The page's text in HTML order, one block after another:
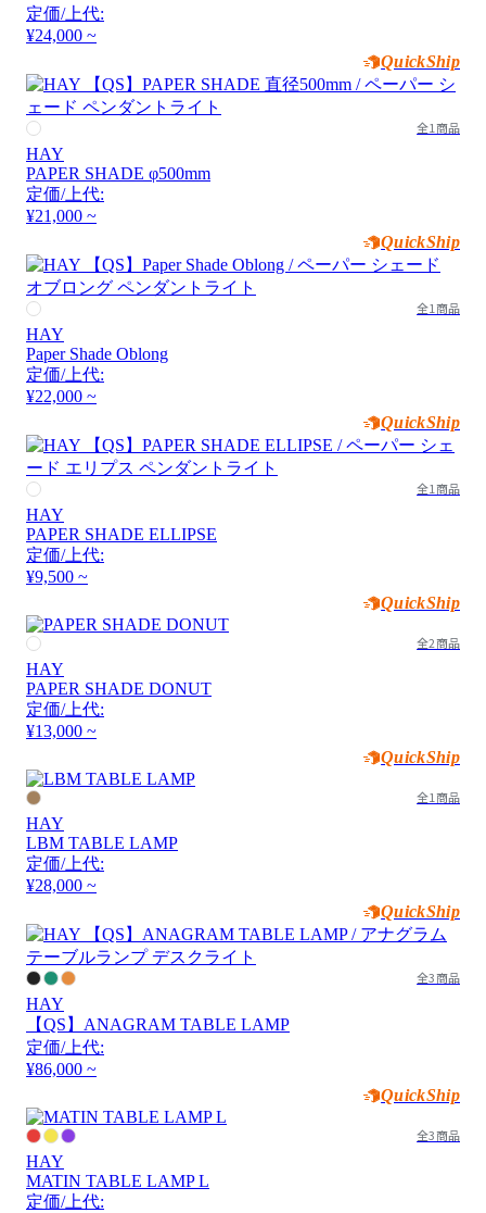
定価/上代:
¥24,000 ~
QuickShip
全1商品
HAY
PAPER SHADE φ500mm
定価/上代:
¥21,000 ~
QuickShip
全1商品
HAY
Paper Shade Oblong
定価/上代:
¥22,000 ~
QuickShip
全1商品
HAY
PAPER SHADE ELLIPSE
定価/上代:
¥9,500 ~
QuickShip
全2商品
HAY
PAPER SHADE DONUT
定価/上代:
¥13,000 ~
QuickShip
全1商品
HAY
LBM TABLE LAMP
定価/上代:
¥28,000 ~
QuickShip
全3商品
HAY
【QS】ANAGRAM TABLE LAMP
定価/上代:
¥86,000 ~
QuickShip
全3商品
HAY
MATIN TABLE LAMP L
定価/上代: